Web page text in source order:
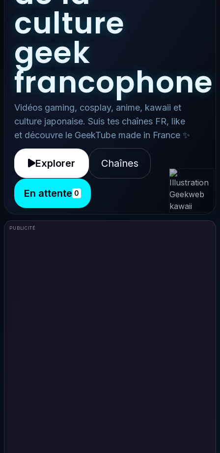
culture
geek
francophone
Vidéos gaming, cosplay, anime, kawaii et
culture japonaise. Suis tes chaînes FR, like
et découvre le GeekTube made in France ✨
Explorer Chaînes
En attente 0
PUBLICITÉ